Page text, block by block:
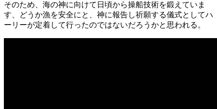
そのため、海の神に向けて日頃から操船技術を鍛えていま
す、どうか漁を安全にと、神に報告し祈願する儀式としてハ
ーリーが定着して行ったのではないだろうかと思われる。